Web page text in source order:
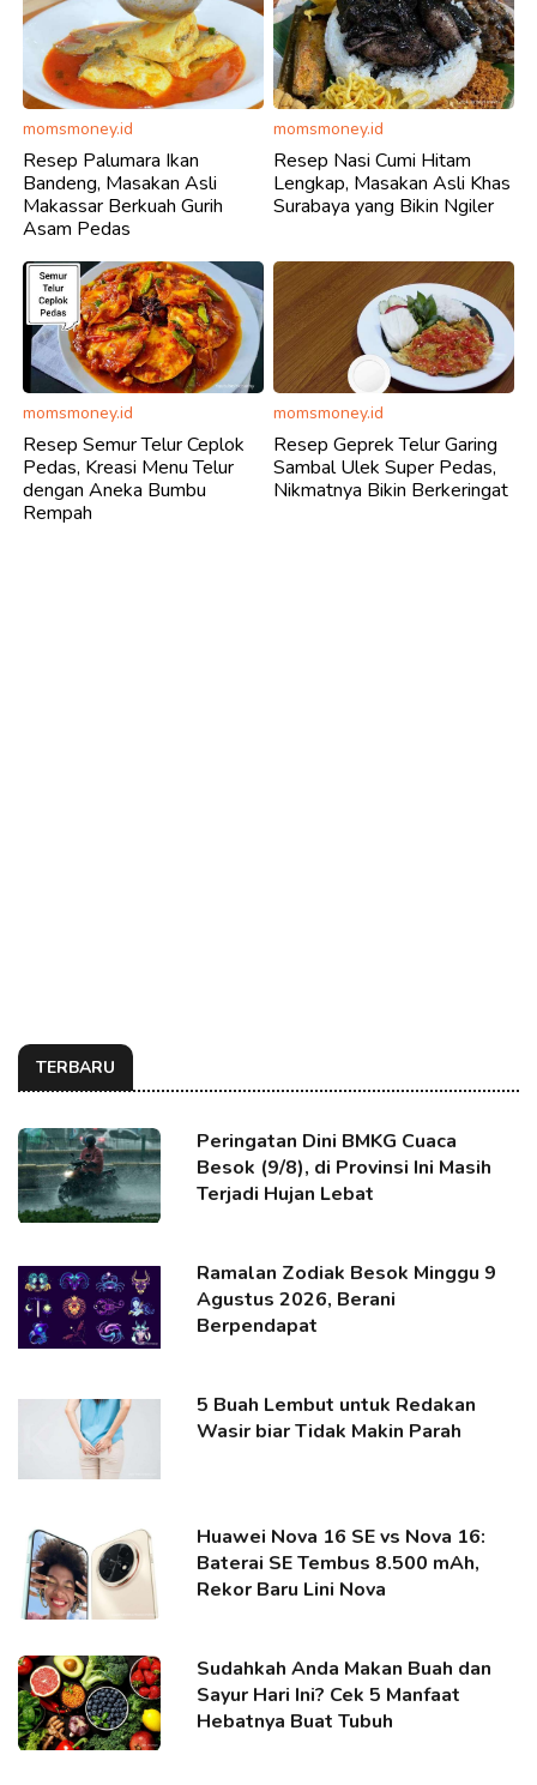
momsmoney.id
Resep Palumara Ikan
Bandeng, Masakan Asli
Makassar Berkuah Gurih
Asam Pedas
momsmoney.id
Resep Nasi Cumi Hitam
Lengkap, Masakan Asli Khas
Surabaya yang Bikin Ngiler
momsmoney.id
Resep Semur Telur Ceplok
Pedas, Kreasi Menu Telur
dengan Aneka Bumbu
Rempah
momsmoney.id
Resep Geprek Telur Garing
Sambal Ulek Super Pedas,
Nikmatnya Bikin Berkeringat
TERBARU
Peringatan Dini BMKG Cuaca
Besok (9/8), di Provinsi Ini Masih
Terjadi Hujan Lebat
Ramalan Zodiak Besok Minggu 9
Agustus 2026, Berani
Berpendapat
5 Buah Lembut untuk Redakan
Wasir biar Tidak Makin Parah
Huawei Nova 16 SE vs Nova 16:
Baterai SE Tembus 8.500 mAh,
Rekor Baru Lini Nova
Sudahkah Anda Makan Buah dan
Sayur Hari Ini? Cek 5 Manfaat
Hebatnya Buat Tubuh